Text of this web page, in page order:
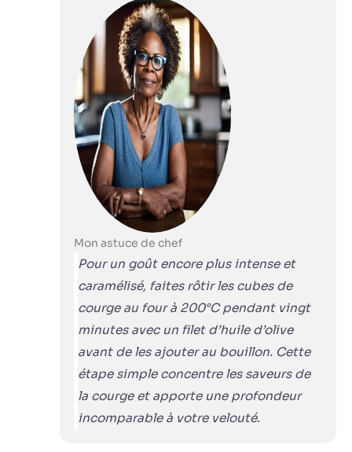
Mon astuce de chef
Pour un goût encore plus intense et
caramélisé, faites rôtir les cubes de
courge au four à 200°C pendant vingt
minutes avec un filet d’huile d’olive
avant de les ajouter au bouillon. Cette
étape simple concentre les saveurs de
la courge et apporte une profondeur
incomparable à votre velouté.